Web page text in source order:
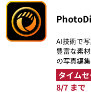
AI技術で写
豊富な素
の写真編
タイム
8/7 まで